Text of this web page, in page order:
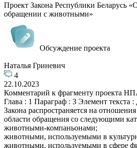
Проект Закона Республики Беларусь
обращении с животными»
Обсуждение проекта
Наталья Гриневич
4
22.10.2023
Комментарий к фрагменту проекта
Глава : 1 Параграф : 3 Элемент текста
Закона распространяется на отношения
области обращения со следующими
животными-компаньонами;
животными, используемыми в
животными, используемыми в сфере